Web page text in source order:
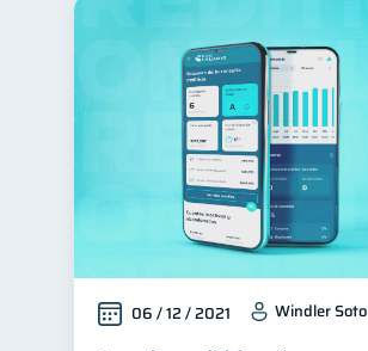
06 / 12 / 2021 Windler